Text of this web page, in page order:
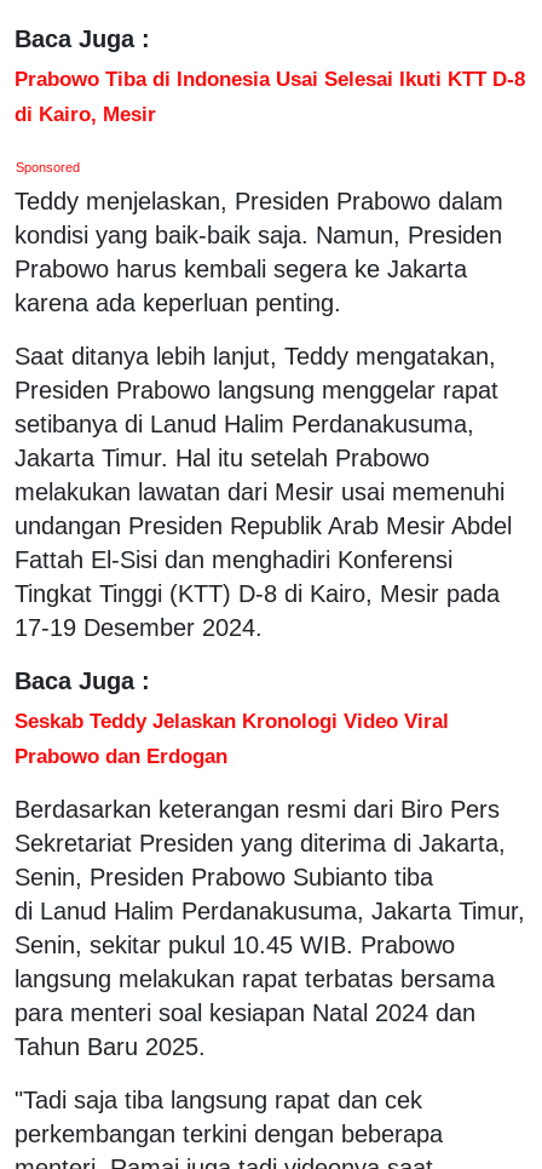
Baca Juga :
Prabowo Tiba di Indonesia Usai Selesai Ikuti KTT D-8
di Kairo, Mesir
Sponsored
Teddy menjelaskan, Presiden Prabowo dalam
kondisi yang baik-baik saja. Namun, Presiden
Prabowo harus kembali segera ke Jakarta
karena ada keperluan penting.
Saat ditanya lebih lanjut, Teddy mengatakan,
Presiden Prabowo langsung menggelar rapat
setibanya di Lanud Halim Perdanakusuma,
Jakarta Timur. Hal itu setelah Prabowo
melakukan lawatan dari Mesir usai memenuhi
undangan Presiden Republik Arab Mesir Abdel
Fattah El-Sisi dan menghadiri Konferensi
Tingkat Tinggi (KTT) D-8 di Kairo, Mesir pada
17-19 Desember 2024.
Baca Juga :
Seskab Teddy Jelaskan Kronologi Video Viral
Prabowo dan Erdogan
Berdasarkan keterangan resmi dari Biro Pers
Sekretariat Presiden yang diterima di Jakarta,
Senin, Presiden Prabowo Subianto tiba
di Lanud Halim Perdanakusuma, Jakarta Timur,
Senin, sekitar pukul 10.45 WIB. Prabowo
langsung melakukan rapat terbatas bersama
para menteri soal kesiapan Natal 2024 dan
Tahun Baru 2025.
"Tadi saja tiba langsung rapat dan cek
perkembangan terkini dengan beberapa